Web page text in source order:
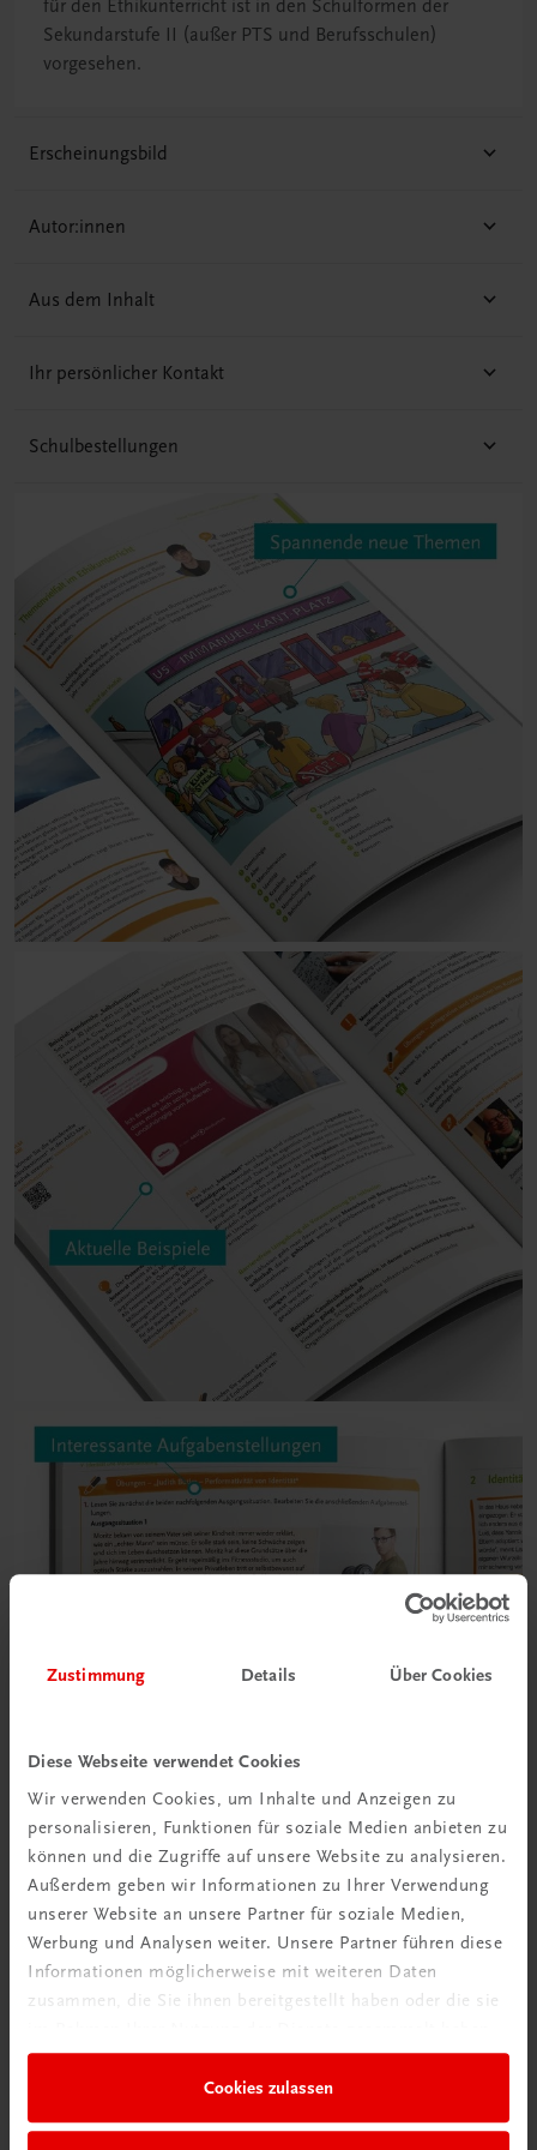
Zustimmung Details Über Cookies
Diese Webseite verwendet Cookies
Wir verwenden Cookies, um Inhalte und Anzeigen zu
personalisieren, Funktionen für soziale Medien anbieten zu
können und die Zugriffe auf unsere Website zu analysieren.
Außerdem geben wir Informationen zu Ihrer Verwendung
unserer Website an unsere Partner für soziale Medien,
Werbung und Analysen weiter. Unsere Partner führen diese
Informationen möglicherweise mit weiteren Daten
zusammen, die Sie ihnen bereitgestellt haben oder die sie
Cookies zulassen
für den Ethikunterricht ist in den Schulformen der
Sekundarstufe II (außer PTS und Berufsschulen)
vorgesehen.
Erscheinungsbild
Autor:innen
Aus dem Inhalt
Ihr persönlicher Kontakt
Schulbestellungen